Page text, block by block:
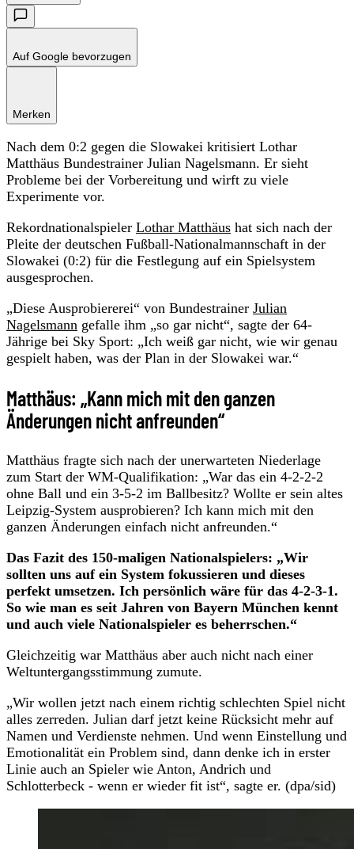
Auf Google bevorzugen
Merken
Nach dem 0:2 gegen die Slowakei kritisiert Lothar
Matthäus Bundestrainer Julian Nagelsmann. Er sieht
Probleme bei der Vorbereitung und wirft zu viele
Experimente vor.
Rekordnationalspieler Lothar Matthäus hat sich nach der
Pleite der deutschen Fußball-Nationalmannschaft in der
Slowakei (0:2) für die Festlegung auf ein Spielsystem
ausgesprochen.
„Diese Ausprobiererei“ von Bundestrainer Julian
Nagelsmann gefalle ihm „so gar nicht“, sagte der 64-
Jährige bei Sky Sport: „Ich weiß gar nicht, wie wir genau
gespielt haben, was der Plan in der Slowakei war.“
Matthäus: „Kann mich mit den ganzen
Änderungen nicht anfreunden“
Matthäus fragte sich nach der unerwarteten Niederlage
zum Start der WM-Qualifikation: „War das ein 4-2-2-2
ohne Ball und ein 3-5-2 im Ballbesitz? Wollte er sein altes
Leipzig-System ausprobieren? Ich kann mich mit den
ganzen Änderungen einfach nicht anfreunden.“
Das Fazit des 150-maligen Nationalspielers: „Wir
sollten uns auf ein System fokussieren und dieses
perfekt umsetzen. Ich persönlich wäre für das 4-2-3-1.
So wie man es seit Jahren von Bayern München kennt
und auch viele Nationalspieler es beherrschen.“
Gleichzeitig war Matthäus aber auch nicht nach einer
Weltuntergangsstimmung zumute.
„Wir wollen jetzt nach einem richtig schlechten Spiel nicht
alles zerreden. Julian darf jetzt keine Rücksicht mehr auf
Namen und Verdienste nehmen. Und wenn Einstellung und
Emotionalität ein Problem sind, dann denke ich in erster
Linie auch an Spieler wie Anton, Andrich und
Schlotterbeck - wenn er wieder fit ist“, sagte er. (dpa/sid)